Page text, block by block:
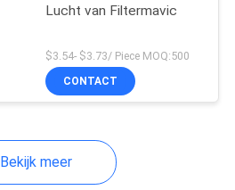
Lucht van Filtermavic
$3.54- $3.73/ Piece MOQ:500
CONTACT
Bekijk meer